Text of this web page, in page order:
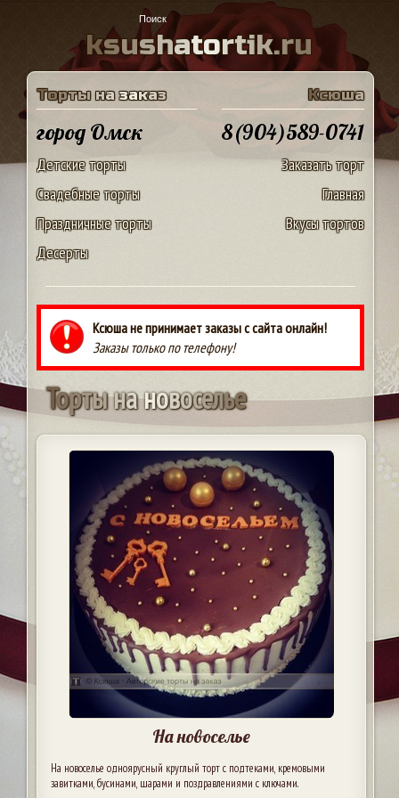
ksushatortik.ru
Торты на заказ
город Омск
Детские торты
Свадебные торты
Праздничные торты
Десерты
Ксюша
8(904)589-0741
Заказать торт
Главная
Вкусы тортов
Ксюша не принимает заказы с сайта онлайн!
Заказы только по телефону!
Тортынановоселье
На новоселье
На новоселье одноярусный круглый торт с подтеками, кремовыми
завитками, бусинами, шарами и поздравлениями с ключами.